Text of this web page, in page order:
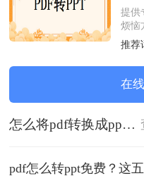
提供
烦恼
保文
一键
安全
轻松
推荐
在
怎么将pdf转换成ppt，轻松解决烦恼